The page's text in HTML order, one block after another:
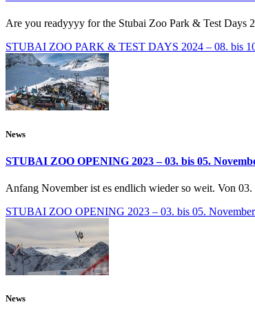
Are you readyyyy for the Stubai Zoo Park & Test Days
STUBAI ZOO PARK & TEST DAYS 2024 – 08. bis
News
STUBAI ZOO OPENING 2023 – 03. bis 05.
Anfang November ist es endlich wieder so weit. Von
STUBAI ZOO OPENING 2023 – 03. bis 05. November
News